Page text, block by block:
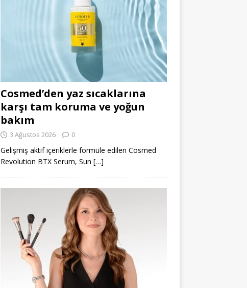
Cosmed’den yaz sıcaklarına
karşı tam koruma ve yoğun
bakım
3 Ağustos 2026 0
Gelişmiş aktif içeriklerle formüle edilen Cosmed
Revolution BTX Serum, Sun […]